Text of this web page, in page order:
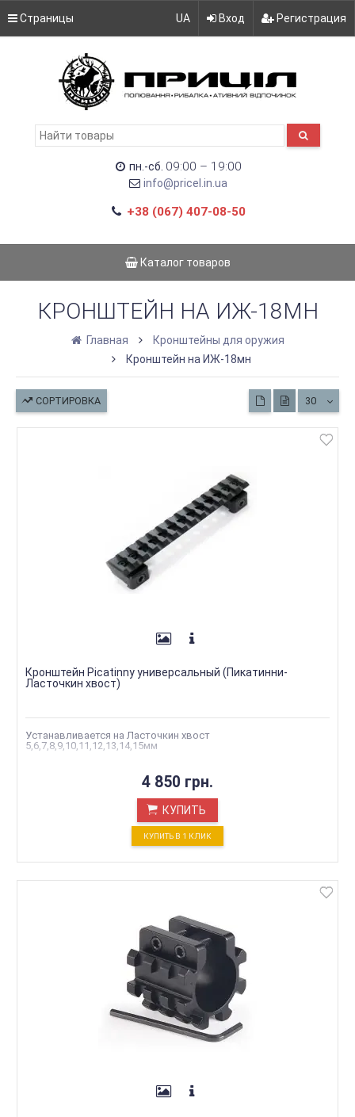
Страницы UA Вход Регистрация
пн.-сб. 09:00 – 19:00
info@pricel.in.ua
+38 (067) 407-08-50
Каталог товаров
КРОНШТЕЙН НА ИЖ-18МН
Главная
Кронштейны для оружия
Кронштейн на ИЖ-18мн
СОРТИРОВКА 30
Кронштейн Picatinny универсальный (Пикатинни-
Ласточкин хвост)
Устанавливается на Ласточкин хвост
5,6,7,8,9,10,11,12,13,14,15мм
4 850 грн.
КУПИТЬ
КУПИТЬ В 1 КЛИК